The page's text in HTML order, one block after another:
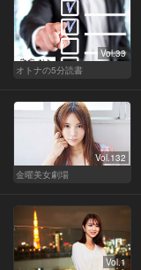
Vol.33
オトナの5分読書
Vol.132
金曜美女劇場
Vol.1